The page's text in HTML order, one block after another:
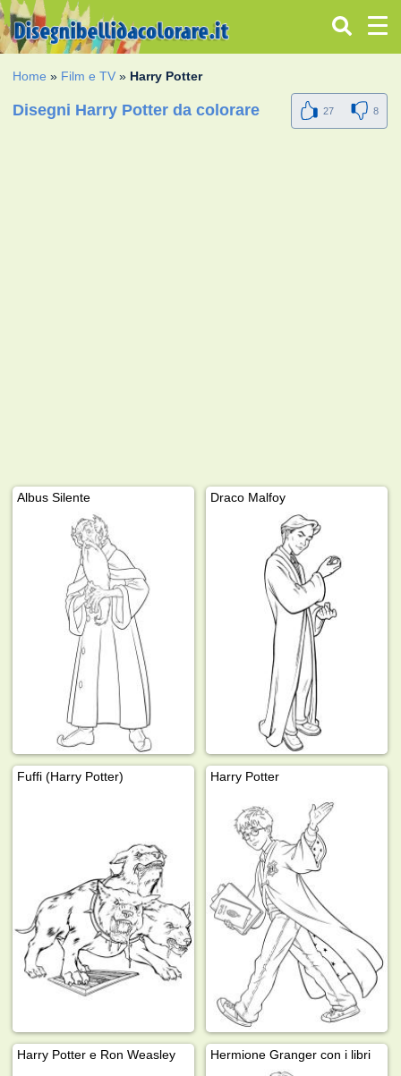
Home » Film e TV » Harry Potter
Disegni Harry Potter da colorare 27 8
Albus Silente Draco Malfoy
Fuffi (Harry Potter) Harry Potter
Harry Potter e Ron Weasley Hermione Granger con i libri